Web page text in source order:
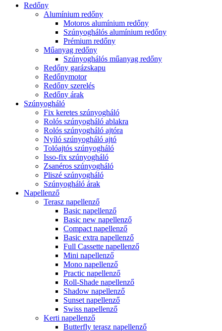
Redőny
Alumínium redőny
Motoros alumínium redőny
Szúnyoghálós alumínium redőny
Prémium redőny
Műanyag redőny
Szúnyoghálós műanyag redőny
Redőny garázskapu
Redőnymotor
Redőny szerelés
Redőny árak
Szúnyogháló
Fix keretes szúnyogháló
Rolós szúnyogháló ablakra
Rolós szúnyogháló ajtóra
Nyíló szúnyogháló ajtó
Tolóajtós szúnyogháló
Isso-fix szúnyogháló
Zsanéros szúnyogháló
Pliszé szúnyogháló
Szúnyogháló árak
Napellenző
Terasz napellenző
Basic napellenző
Basic new napellenző
Compact napellenző
Basic extra napellenző
Full Cassette napellenző
Mini napellenző
Mono napellenző
Practic napellenző
Roll-Shade napellenző
Shadow napellenző
Sunset napellenző
Swiss napellenző
Kerti napellenző
Butterfly terasz napellenző